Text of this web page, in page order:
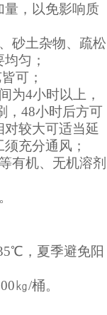
量，以免影响质
砂土杂物、疏松
匀；
可；
为4小时以上，
，48小时后方可
较大可适当延
充分通风；
有机、无机溶剂
，夏季避免阳
㎏/桶。